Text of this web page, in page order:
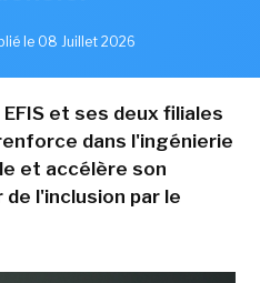
le 08 Juillet 2026
et ses deux filiales
dans l'ingénierie
et accélère son
l'inclusion par le